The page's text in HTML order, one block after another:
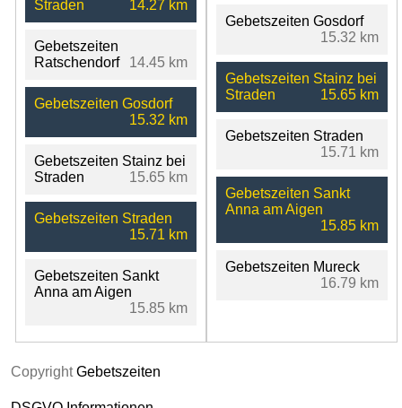
Straden
14.27 km
Gebetszeiten
Ratschendorf
14.45 km
Gebetszeiten Gosdorf
15.32 km
Gebetszeiten Stainz bei
Straden
15.65 km
Gebetszeiten Straden
15.71 km
Gebetszeiten Sankt
Anna am Aigen
15.85 km
Gebetszeiten Gosdorf
15.32 km
Gebetszeiten Stainz bei
Straden
15.65 km
Gebetszeiten Straden
15.71 km
Gebetszeiten Sankt
Anna am Aigen
15.85 km
Gebetszeiten Mureck
16.79 km
CopyrightGebetszeiten